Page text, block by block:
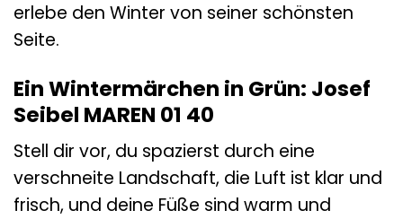
erlebe den Winter von seiner schönsten
Seite.
Ein Wintermärchen in Grün: Josef
Seibel MAREN 01 40
Stell dir vor, du spazierst durch eine
verschneite Landschaft, die Luft ist klar und
frisch, und deine Füße sind warm und